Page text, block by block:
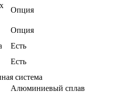
Опция
Опция
Есть
Есть
система
Алюминиевый сплав